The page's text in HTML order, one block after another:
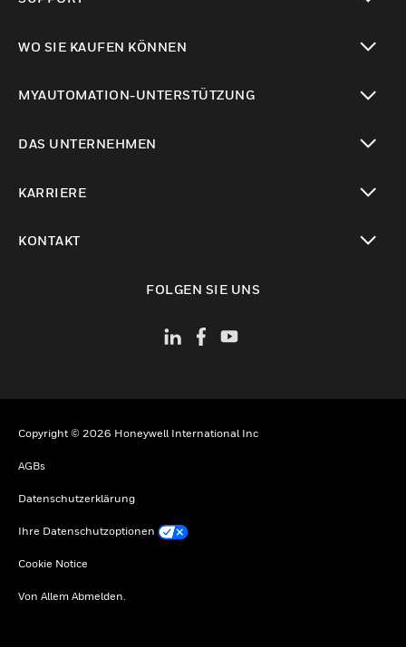
WO SIE KAUFEN KÖNNEN
MYAUTOMATION-UNTERSTÜTZUNG
DAS UNTERNEHMEN
KARRIERE
KONTAKT
FOLGEN SIE UNS
Copyright © 2026 Honeywell International Inc
AGBs
Datenschutzerklärung
Ihre Datenschutzoptionen
Cookie Notice
Von Allem Abmelden.